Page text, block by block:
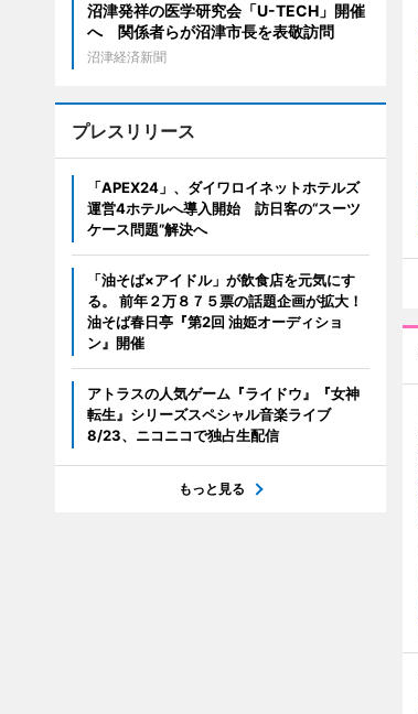
沼津発祥の医学研究会「U-TECH」開催
へ 関係者らが沼津市長を表敬訪問
沼津経済新聞
プレスリリース
「APEX24」、ダイワロイネットホテルズ
運営4ホテルへ導入開始 訪日客の“スーツ
ケース問題”解決へ
「油そば×アイドル」が飲食店を元気にす
る。 前年２万８７５票の話題企画が拡大！
油そば春日亭『第2回 油姫オーディショ
ン』開催
アトラスの人気ゲーム『ライドウ』『女神
転生』シリーズスペシャル音楽ライブ
8/23、ニコニコで独占生配信
もっと見る